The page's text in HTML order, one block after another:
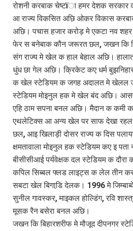
रोशनी करबाक चेष्टïा हमर देशक सरकार
आ राज्य विकसित अछि ओकर विकास
अछि। पचास हजार करोड़ मे एकटा नव
फेर स बनेबाक कौन जरूरत छल, जखन कि
संग राज्य मे खेल क हाल बेहाल अछि।
धुंध छा गेल अछि। क्रिकेट कए धर्म
क खेल स्टेडियम क जगह अदालत मे खेलल जा
स्टेडियम मोइनुल हक मे खेल बंद अछि।
एहि ठाम सपना बनल अछि। मैदान क कमी
एथलेटिक्स आ अन्य खेल पर साफ देखा रहल
छल, आइ खिलाड़ी दोसर राज्य क दिस
क्षमतावाला मोइनुल हक स्टेडियम कए इ
बीसीसीआई पर्यवेक्षक दल स्टेडियम क
कपिल सिब्बल फ्लड लाइट्स क लेल तीन
सबटा खेल बिगाडि़ देलक। 1996 मे
सुनील गावस्कर, माइकल होल्डिंग, रवि
मूसक रैन बसेरा बनल अछि।
जखन कि बिहारशरीफ मे मौजूद दीपनगर